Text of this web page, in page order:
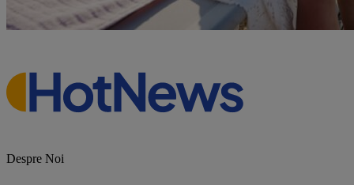
Despre Noi